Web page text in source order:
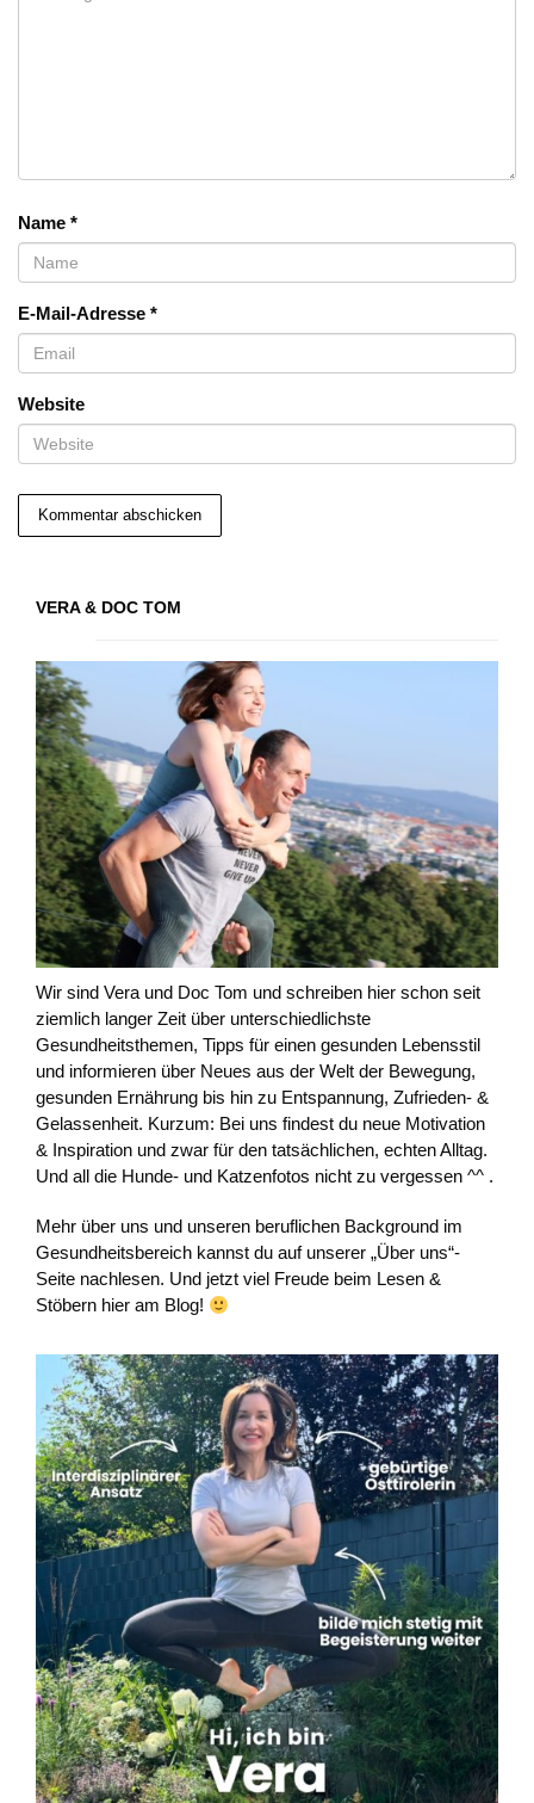
Name *
E-Mail-Adresse *
Website
VERA & DOC TOM
Wir sind Vera und Doc Tom und schreiben hier schon seit
ziemlich langer Zeit über unterschiedlichste
Gesundheitsthemen, Tipps für einen gesunden Lebensstil
und informieren über Neues aus der Welt der Bewegung,
gesunden Ernährung bis hin zu Entspannung, Zufrieden- &
Gelassenheit. Kurzum: Bei uns findest du neue Motivation
& Inspiration und zwar für den tatsächlichen, echten Alltag.
Und all die Hunde- und Katzenfotos nicht zu vergessen ^^ .
Mehr über uns und unseren beruflichen Background im
Gesundheitsbereich kannst du auf unserer „Über uns“-
Seite nachlesen. Und jetzt viel Freude beim Lesen &
Stöbern hier am Blog!